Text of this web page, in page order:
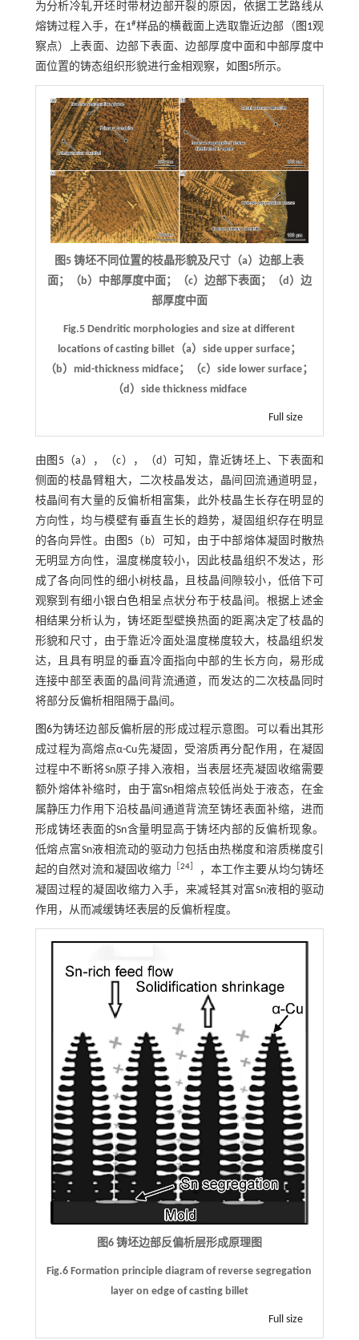
为分析冷轧开坯时带材边部开裂的原因，依据工艺路线从
熔铸过程入手，在1#样品的横截面上选取靠近边部（ 图1观
察点）上表面、边部下表面、边部厚度中面和中部厚度中
面位置的铸态组织形貌进行金相观察，如 图5所示。
图5 铸坯不同位置的枝晶形貌及尺寸（a）边部上表
面；（b）中部厚度中面；（c）边部下表面；（d）边
部厚度中面
Fig.5 Dendritic morphologies and size at different
locations of casting billet（a）side upper surface；
（b）mid-thickness midface；（c）side lower surface；
（d）side thickness midface
Full size
由 图5（a），（c），（d）可知，靠近铸坯上、下表面和
侧面的枝晶臂粗大，二次枝晶发达，晶间回流通道明显，
枝晶间有大量的反偏析相富集，此外枝晶生长存在明显的
方向性，均与模壁有垂直生长的趋势，凝固组织存在明显
的各向异性。由 图5 （b）可知，由于中部熔体凝固时散热
无明显方向性，温度梯度较小，因此枝晶组织不发达，形
成了各向同性的细小树枝晶，且枝晶间隙较小，低倍下可
观察到有细小银白色相呈点状分布于枝晶间。根据上述金
相结果分析认为，铸坯距型壁换热面的距离决定了枝晶的
形貌和尺寸，由于靠近冷面处温度梯度较大，枝晶组织发
达，且具有明显的垂直冷面指向中部的生长方向，易形成
连接中部至表面的晶间背流通道，而发达的二次枝晶同时
将部分反偏析相阻隔于晶间。
图6为铸坯边部反偏析层的形成过程示意图。可以看出其形
成过程为高熔点α-Cu先凝固，受溶质再分配作用，在凝固
过程中不断将Sn原子排入液相，当表层坯壳凝固收缩需要
额外熔体补缩时，由于富Sn相熔点较低尚处于液态，在金
属静压力作用下沿枝晶间通道背流至铸坯表面补缩，进而
形成铸坯表面的Sn含量明显高于铸坯内部的反偏析现象。
低熔点富Sn液相流动的驱动力包括由热梯度和溶质梯度引
起的自然对流和凝固收缩力 ［24
，本工作主要从均匀铸坯
凝固过程的凝固收缩力入手，来减轻其对富Sn液相的驱动
作用，从而减缓铸坯表层的反偏析程度。
图6 铸坯边部反偏析层形成原理图
Fig.6 Formation principle diagram of reverse segregation
layer on edge of casting billet
Full size